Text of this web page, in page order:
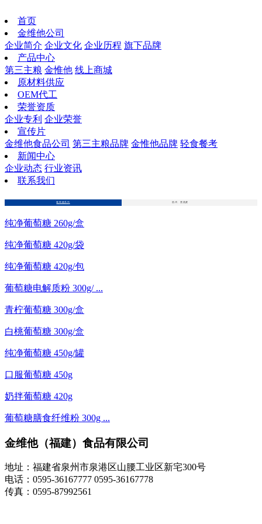
首页
金维他公司
企业简介 企业文化 企业历程 旗下品牌
产品中心
第三主粮 金惟他 线上商城
原材料供应
OEM代工
荣誉资质
企业专利 企业荣誉
宣传片
金维他食品公司 第三主粮品牌 金惟他品牌 轻食餐考
新闻中心
企业动态 行业资讯
联系我们
葡萄糖系列 热冲、煮燕麦
纯净葡萄糖 260g/盒
纯净葡萄糖 420g/袋
纯净葡萄糖 420g/包
葡萄糖电解质粉 300g/ ...
青柠葡萄糖 300g/盒
白桃葡萄糖 300g/盒
纯净葡萄糖 450g/罐
口服葡萄糖 450g
奶拌葡萄糖 420g
葡萄糖膳食纤维粉 300g ...
金维他（福建）食品有限公司
地址：福建省泉州市泉港区山腰工业区新宅300号
电话：0595-36167777 0595-36167778
传真：0595-87992561